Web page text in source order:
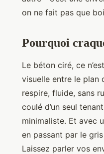
7 min de lecture
on ne fait pas que
Pourquoi
Le béton ciré, ce
visuelle entre le plan
respire, fluide, sans
coulé d’un seul
minimaliste. Et avec
en passant par le
Laissez parler vos